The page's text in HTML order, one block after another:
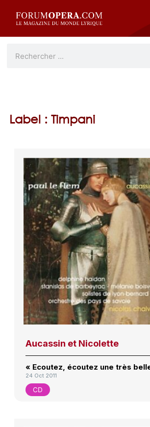
Label : Timpani
Aucassin et Nicolette
« Ecoutez, écoutez une très
24 Oct 2011
CD